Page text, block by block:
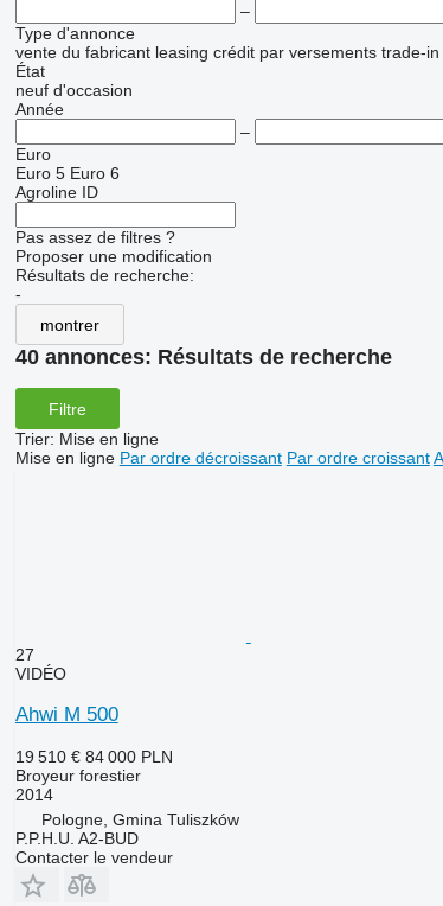
–
Type d'annonce
vente du fabricant leasing crédit par versements trade-in
État
neuf d'occasion
Année
–
Euro
Euro 5 Euro 6
Agroline ID
Pas assez de filtres ?
Proposer une modification
Résultats de recherche:
-
montrer
40 annonces: Résultats de recherche
Filtre
Trier: Mise en ligne
Mise en ligne Par ordre décroissant Par ordre croissant
27
VIDÉO
Ahwi M 500
19 510 € 84 000 PLN
Broyeur forestier
2014
Pologne, Gmina Tuliszków
P.P.H.U. A2-BUD
Contacter le vendeur